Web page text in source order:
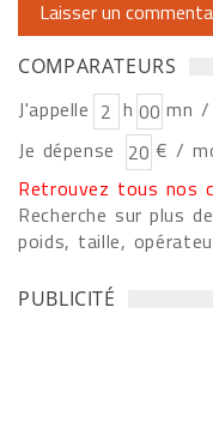
COMPARATEURS
J'appelle h
mn
Je dépense
€ /
Retrouvez tous nos
Recherche sur plus
poids, taille,
PUBLICITÉ